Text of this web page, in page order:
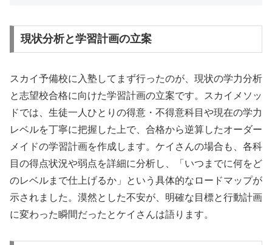
現状分析と学習計画の立案
スカイ予備校に入塾してまず行ったのが、現状の学力分析
と志望校合格に向けた学習計画の立案です。スカイメソッ
ドでは、生徒一人ひとりの得意・不得意科目や現在の学力
レベルを丁寧に把握した上で、合格から逆算したオーダー
メイドの学習計画を作成します。ケイさんの場合も、各科
目の得点状況や弱点を詳細に分析し、「いつまでに何をど
のレベルまで仕上げるか」という具体的なロードマップが
示されました。漠然とした不安が、明確な目標と行動計画
に変わった瞬間だったとケイさんは語ります。